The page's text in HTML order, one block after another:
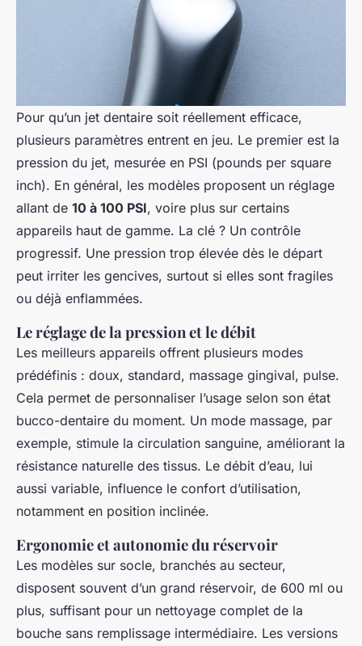
Pour qu’un jet dentaire soit réellement efficace,
plusieurs paramètres entrent en jeu. Le premier est la
pression du jet, mesurée en PSI (pounds per square
inch). En général, les modèles proposent un réglage
allant de 10 à 100 PSI, voire plus sur certains
appareils haut de gamme. La clé ? Un contrôle
progressif. Une pression trop élevée dès le départ
peut irriter les gencives, surtout si elles sont fragiles
ou déjà enflammées.
Le réglage de la pression et le débit
Les meilleurs appareils offrent plusieurs modes
prédéfinis : doux, standard, massage gingival, pulse.
Cela permet de personnaliser l’usage selon son état
bucco-dentaire du moment. Un mode massage, par
exemple, stimule la circulation sanguine, améliorant la
résistance naturelle des tissus. Le débit d’eau, lui
aussi variable, influence le confort d’utilisation,
notamment en position inclinée.
Ergonomie et autonomie du réservoir
Les modèles sur socle, branchés au secteur,
disposent souvent d’un grand réservoir, de 600 ml ou
plus, suffisant pour un nettoyage complet de la
bouche sans remplissage intermédiaire. Les versions